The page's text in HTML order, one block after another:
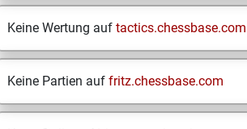
Keine Wertung auf tactics.chessbase.com
Keine Partien auf fritz.chessbase.com